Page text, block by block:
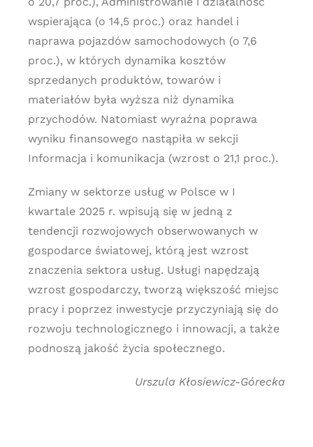
wspierająca (o 14,5 proc.) oraz handel i
naprawa pojazdów samochodowych (o 7,6
proc.), w których dynamika kosztów
sprzedanych produktów, towarów i
materiałów była wyższa niż dynamika
przychodów. Natomiast wyraźna poprawa
wyniku finansowego nastąpiła w sekcji
Informacja i komunikacja (wzrost o 21,1 proc.).
Zmiany w sektorze usług w Polsce w I
kwartale 2025 r. wpisują się w jedną z
tendencji rozwojowych obserwowanych w
gospodarce światowej, którą jest wzrost
znaczenia sektora usług. Usługi napędzają
wzrost gospodarczy, tworzą większość miejsc
pracy i poprzez inwestycje przyczyniają się do
rozwoju technologicznego i innowacji, a także
podnoszą jakość życia społecznego.
Urszula Kłosiewicz-Górecka